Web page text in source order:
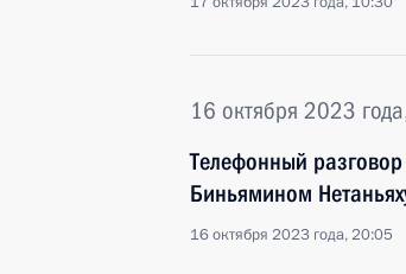
16 октября 2023
Телефонный
Биньямином
16 октября 2023 года, 20:05